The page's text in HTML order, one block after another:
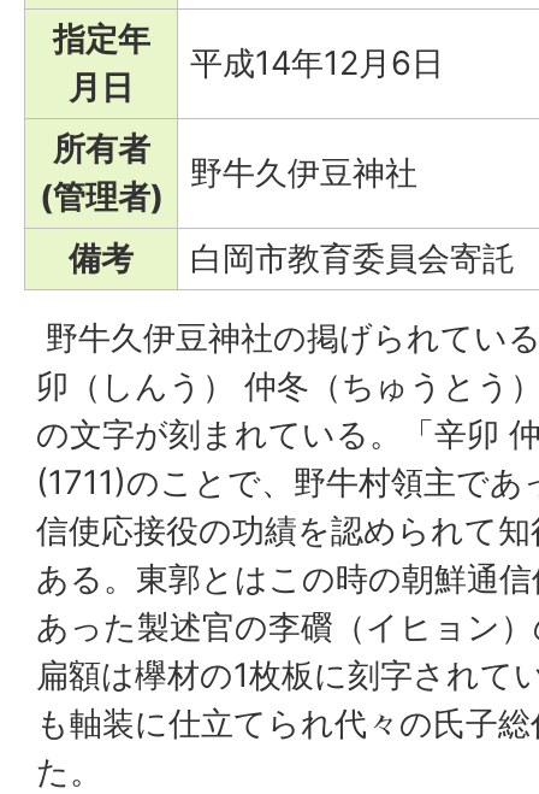
指定年
月日
平成14年12月6日
所有者
(管理者)
野牛久伊豆神社
備考
白岡市教育委員会寄託
野牛久伊豆神社の掲げられてい
卯（しんう） 仲冬（ちゅうとう
の文字が刻まれている。「辛卯
(1711)のことで、野牛村領主で
信使応接役の功績を認められて
ある。東郭とはこの時の朝鮮通
あった製述官の李礥（イヒョン
扁額は欅材の1枚板に刻字されて
も軸装に仕立てられ代々の氏子
た。